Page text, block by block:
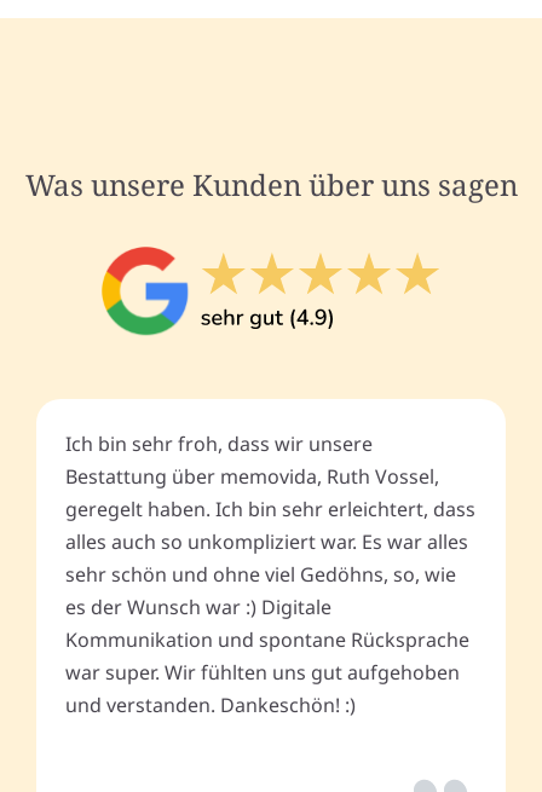
Was unsere Kunden über uns sagen
Ich bin sehr froh, dass wir unsere
Bestattung über memovida, Ruth Vossel,
geregelt haben. Ich bin sehr erleichtert, dass
alles auch so unkompliziert war. Es war alles
sehr schön und ohne viel Gedöhns, so, wie
es der Wunsch war :) Digitale
Kommunikation und spontane Rücksprache
war super. Wir fühlten uns gut aufgehoben
und verstanden. Dankeschön! :)